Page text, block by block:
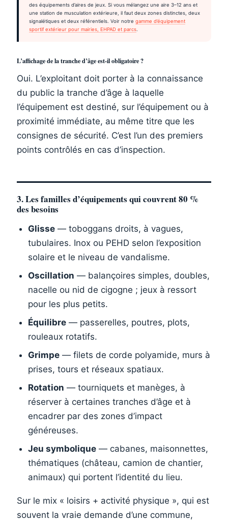
des équipements d’aires de jeux. Si vous mélangez une aire 3–12 ans et
une station de musculation extérieure, il faut deux zones distinctes, deux
signalétiques et deux référentiels. Voir notre gamme d’équipement
sportif extérieur pour mairies, EHPAD et parcs
L’affichage de la tranche d’âge est-il obligatoire ?
Oui. L’exploitant doit porter à la connaissance
du public la tranche d’âge à laquelle
l’équipement est destiné, sur l’équipement ou à
proximité immédiate, au même titre que les
consignes de sécurité. C’est l’un des premiers
points contrôlés en cas d’inspection.
3. Les familles d’équipements qui couvrent 80 %
des besoins
Glisse — toboggans droits, à vagues,
tubulaires. Inox ou PEHD selon l’exposition
solaire et le niveau de vandalisme.
Oscillation — balançoires simples, doubles,
nacelle ou nid de cigogne ; jeux à ressort
pour les plus petits.
Équilibre — passerelles, poutres, plots,
rouleaux rotatifs.
Grimpe — filets de corde polyamide, murs à
prises, tours et réseaux spatiaux.
Rotation — tourniquets et manèges, à
réserver à certaines tranches d’âge et à
encadrer par des zones d’impact
généreuses.
Jeu symbolique — cabanes, maisonnettes,
thématiques (château, camion de chantier,
animaux) qui portent l’identité du lieu.
Sur le mix « loisirs + activité physique », qui est
souvent la vraie demande d’une commune,